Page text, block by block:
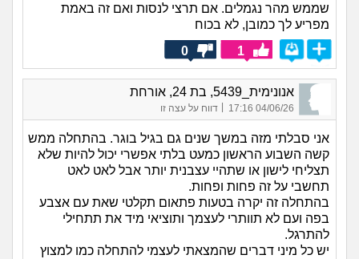
שממש מהר נגמלים. אם תרצי לנסות ואם זה באמת
מפריע לך כמובן, לא בכוח
1
0
אנונימית_5439, בת 24, אורחת
04/06/26 17:16 דווח על עצה זו
אני סבלתי מזה במשך שנים גם בגיל בוגר. בהתחלה ממש
קשה השבוע הראשון כמעט בלתי אפשרי יכול להיות שלא
תצליחי לישון או שתהיי עצבנית יותר אבל לאט לאט
תחשבי על זה פחות ופחות.
בהתחלה זה יקרה בטעות פתאום תקלטי שאת עם אצבע
בפה ועם לא תוותרי לעצמך ותוציאי מיד את תתחילי
להתרגל.
יש כל מיני דברים שהמצאתי לעצמי להתחלה כמו למצוץ